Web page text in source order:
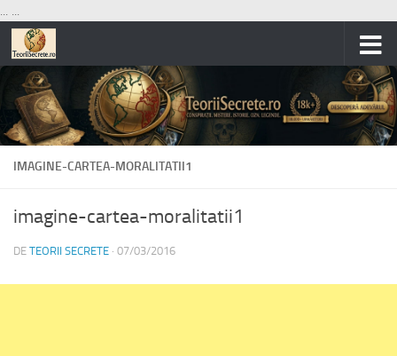
... ...
Skip to content
IMAGINE-CARTEA-MORALITATII1
imagine-cartea-moralitatii1
DE TEORII SECRETE · 07/03/2016